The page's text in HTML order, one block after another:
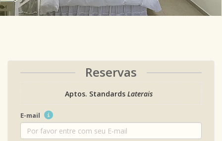
Reservas
Aptos. Standards Laterais
E-mail